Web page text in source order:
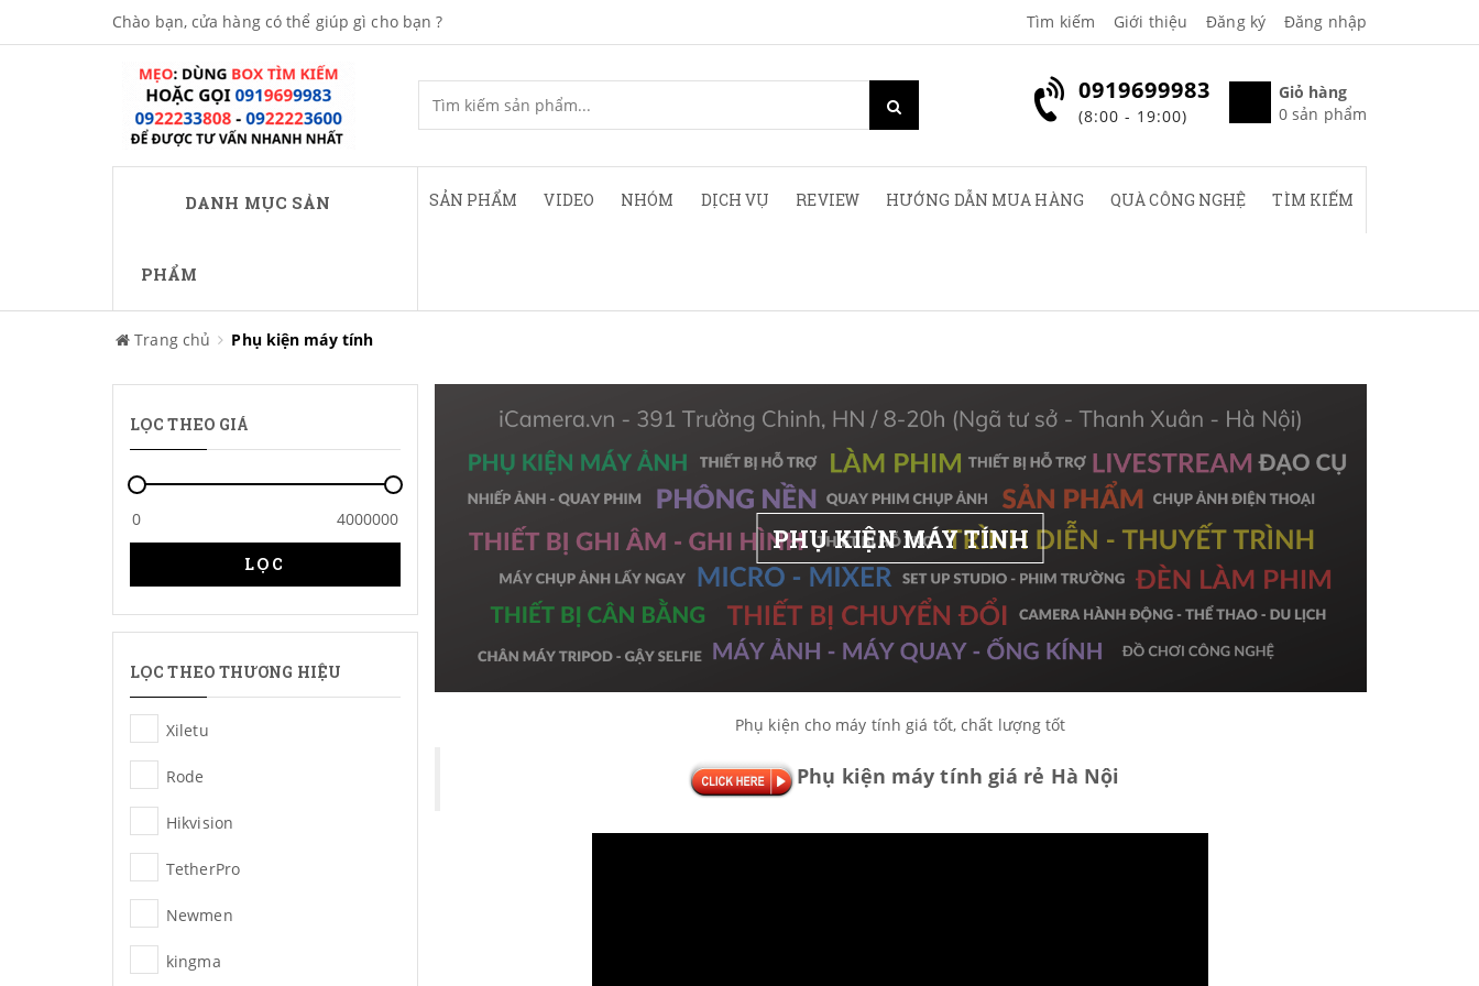
Chào bạn, cửa hàng có thể giúp gì cho bạn ? Tìm kiếm Giới thiệu Đăng ký Đăng nhập
Giỏ hàng
0 sản phẩm
0919699983
(8:00 - 19:00)
DANH MỤC SẢN
PHẨM
SẢN PHẨM VIDEO NHÓM DỊCH VỤ REVIEW HƯỚNG DẪN MUA HÀNG QUÀ CÔNG NGHỆ TÌM KIẾM
Trang chủ Phụ kiện máy tính
PHỤ KIỆN MÁY TÍNH
Phụ kiện cho máy tính giá tốt, chất lượng tốt
Phụ kiện máy tính giá rẻ Hà Nội
LỌC THEO GIÁ
LỌC
LỌC THEO THƯƠNG HIỆU
Xiletu
Rode
Hikvision
TetherPro
Newmen
kingma